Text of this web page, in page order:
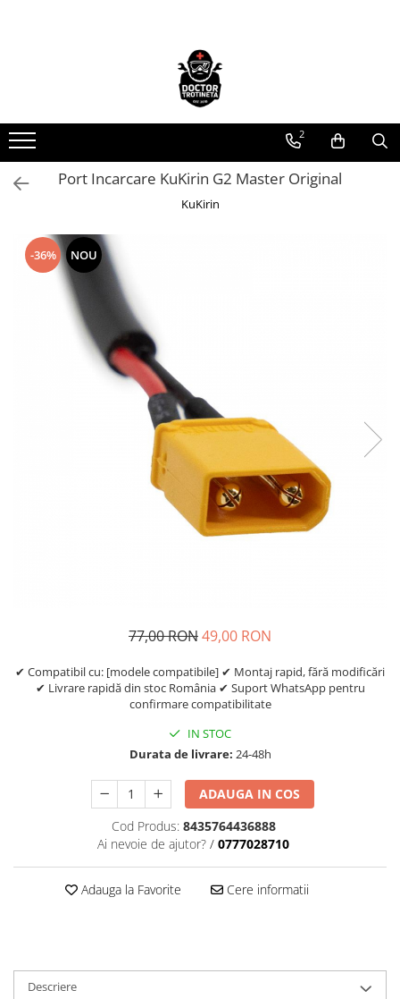
Toate produsele
Piese de schimb
https://www.doctortrotineta.ro/electrica
Acceleratie
Controller
Motoare
Acumulatori
Contact cu cheie
https://www.doctortrotineta.ro/frane
https://www.doctortrotineta.ro/lumini
Suruburi
Suspensie
https://www.doctortrotineta.ro/camere-
https://www.doctortrotineta.ro/cauciucuri-
trotinete-electrice
https://www.doctortrotineta.ro/cauciucuri-
Trotinete electrice
2
Port Incarcare KuKirin G2 Master Original
KuKirin
-36% NOU
77,00 RON49,00 RON
✔ Compatibil cu: [modele compatibile] ✔ Montaj rapid, fără modificări
✔ Livrare rapidă din stoc România ✔ Suport WhatsApp pentru
confirmare compatibilitate
IN STOC
Durata de livrare: 24-48h
ADAUGA IN COS
Cod Produs: 8435764436888
Ai nevoie de ajutor? / 0777028710
Adauga la Favorite Cere informatii
Descriere